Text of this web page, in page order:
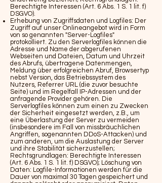
Berechtigte Interessen (Art. 6 Abs. 1 S. 1 lit. f)
DSGVO).
Erhebung von Zugriffsdaten und Logfiles: Der
Zugriff auf unser Onlineangebot wird in Form
von so genannten "Server-Logfiles"
protokolliert. Zu den Serverlogfiles können die
Adresse und Name der abgerufenen
Webseiten und Dateien, Datum und Uhrzeit
des Abrufs, übertragene Datenmengen,
Meldung über erfolgreichen Abruf, Browsertyp
nebst Version, das Betriebssystem des
Nutzers, Referrer URL (die zuvor besuchte
Seite) und im Regelfall IP-Adressen und der
anfragende Provider gehören. Die
Serverlogfiles können zum einen zu Zwecken
der Sicherheit eingesetzt werden, z.B., um
eine Überlastung der Server zu vermeiden
(insbesondere im Fall von missbräuchlichen
Angriffen, sogenannten DDoS-Attacken) und
zum anderen, um die Auslastung der Server
und ihre Stabilität sicherzustellen;
Rechtsgrundlagen: Berechtigte Interessen
(Art. 6 Abs. 1 S. 1 lit. f) DSGVO); Löschung von
Daten: Logfile-Informationen werden für die
Dauer von maximal 30 Tagen gespeichert und